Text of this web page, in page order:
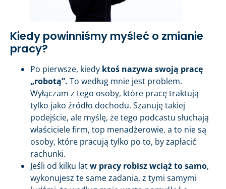
Kiedy powinniśmy myśleć o zmianie
pracy?
Po pierwsze, kiedy ktoś nazywa swoją pracę
„robotą”. To według mnie jest problem.
Wyłączam z tego osoby, które pracę traktują
tylko jako źródło dochodu. Szanuję takiej
podejście, ale myślę, że tego podcastu słuchają
właściciele firm, top menadżerowie, a to nie są
osoby, które pracują tylko po to, by zapłacić
rachunki.
Jeśli od kilku latw pracy robisz wciąż to samo,
wykonujesz te same zadania, z tymi samymi